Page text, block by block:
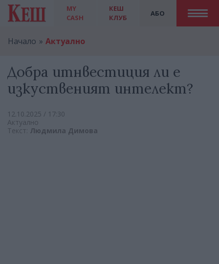
MY
CASH
АБО
КЕШ
КЛУБ
Начало Актуално
Добра итнвестиция ли е
изкуственият интелект?
12.10.2025 / 17:30
Актуално
Текст: Людмила Димова